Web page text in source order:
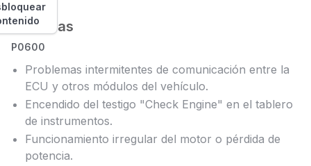
Síntomas
P0600
Problemas intermitentes de comunicación entre la
ECU y otros módulos del vehículo.
Encendido del testigo "Check Engine" en el tablero
de instrumentos.
Funcionamiento irregular del motor o pérdida de
potencia.